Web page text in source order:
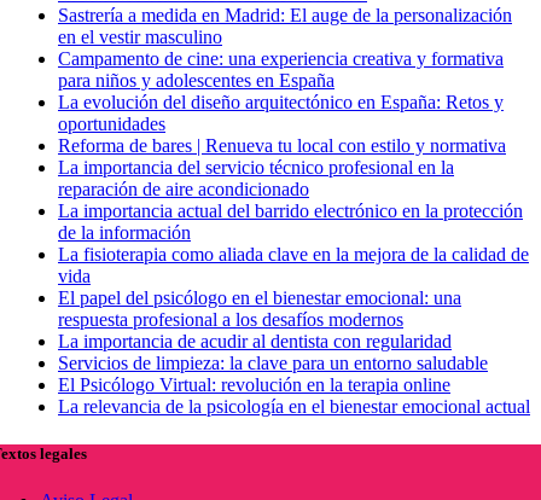
Sastrería a medida en Madrid: El auge de la personalización
en el vestir masculino
Campamento de cine: una experiencia creativa y formativa
para niños y adolescentes en España
La evolución del diseño arquitectónico en España: Retos y
oportunidades
Reforma de bares | Renueva tu local con estilo y normativa
La importancia del servicio técnico profesional en la
reparación de aire acondicionado
La importancia actual del barrido electrónico en la protección
de la información
La fisioterapia como aliada clave en la mejora de la calidad de
vida
El papel del psicólogo en el bienestar emocional: una
respuesta profesional a los desafíos modernos
La importancia de acudir al dentista con regularidad
Servicios de limpieza: la clave para un entorno saludable
El Psicólogo Virtual: revolución en la terapia online
La relevancia de la psicología en el bienestar emocional actual
legales